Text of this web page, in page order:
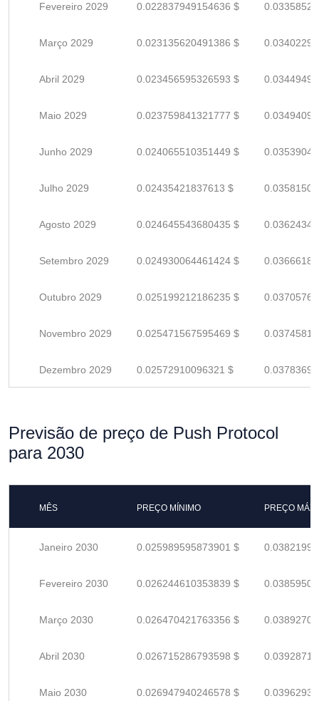
Fevereiro 2029 0.022837949154636 $
Março 2029 0.023135620491386 $
Abril 2029 0.023456595326593 $
Maio 2029 0.023759841321777 $
Junho 2029 0.024065510351449 $
Julho 2029 0.02435421837613 $
Agosto 2029 0.024645543680435 $
Setembro 2029 0.024930064461424 $
Outubro 2029 0.025199212186235 $
Novembro 2029 0.025471567595469 $
Dezembro 2029 0.02572910096321 $
Previsão de preço de Push Protocol
para 2030
MÊS PREÇO MÍNIMO PREÇO
Janeiro 2030 0.025989595873901 $
Fevereiro 2030 0.026244610353839 $
Março 2030 0.026470421763356 $
Abril 2030 0.026715286793598 $
Maio 2030 0.026947940246578 $